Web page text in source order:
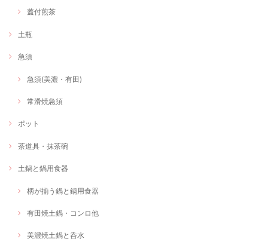
蓋付煎茶
土瓶
急須
急須(美濃・有田)
常滑焼急須
ポット
茶道具・抹茶碗
土鍋と鍋用食器
柄が揃う鍋と鍋用食器
有田焼土鍋・コンロ他
美濃焼土鍋と呑水